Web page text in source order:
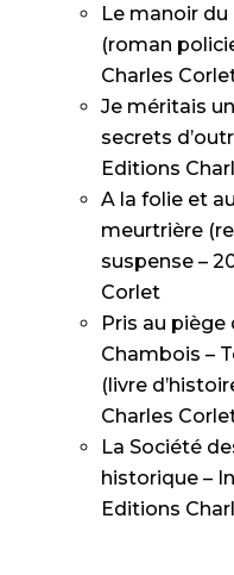
Le manoir du
(roman
Charles
Je méritais
secrets
Editions
A la folie et
meurtrière
suspense –
Corlet
Pris au piège
Chambois –
(livre
Charles
La Société
historique –
Editions